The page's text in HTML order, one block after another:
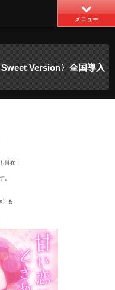
メニュー
Version〉全国導入
健在！
。
〉も